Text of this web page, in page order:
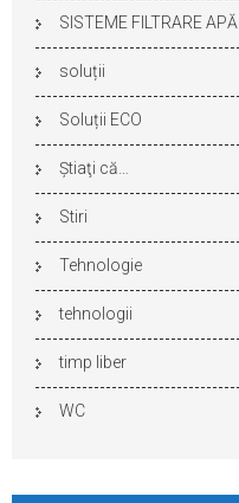
SISTEME FILTRARE APĂ
soluții
Soluții ECO
Ştiaţi că…
Stiri
Tehnologie
tehnologii
timp liber
WC